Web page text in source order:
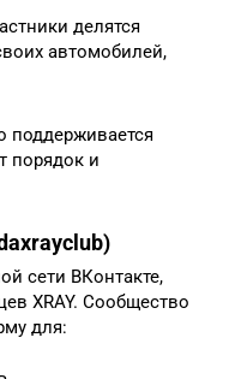
делятся
автомобилей,
поддерживается
порядок и
сети ВКонтакте,
XRAY. Сообщество
для: